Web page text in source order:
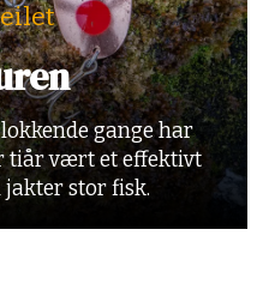
gange har
tiår vært et effektivt
stor fisk.